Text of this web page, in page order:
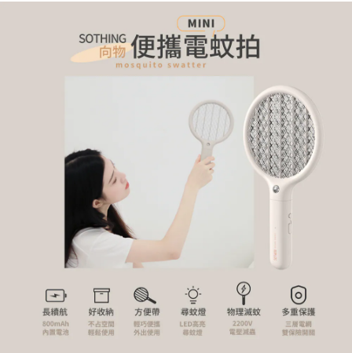
１．透過由恩沛科技股份有限公司提供之「AFTEE先享後付」服務完成之交
易，需依本服務之必要範圍內提供個人資料，並將交易相關給付款項請求債
權轉讓予恩沛科技股份有限公司。
２．關於個人資料處理事宜，請瀏覽以下網址：
https://aftee.tw/terms/#terms3
３．未成年的使用者請事先徵得法定代理人或監護人之同意方可使用
「AFTEE先享後付」，若未經同意申辦者引起之損失，本公司不負相關責
４．使用「AFTEE先享後付」時，將依據個別帳號之用戶狀況，依本公司即
時審查核予不同之上限額度；若仍有額度不足之情形，本公司將視審查結果
請求用戶進行身份認證。
５．嚴禁一人註冊多個帳號或使用他人資訊註冊。若發現惡意使用之情形，
恩沛科技股份有限公司將有權停止該用戶之使用額度並採取法律行動。